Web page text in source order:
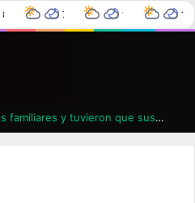
8°C 3°C 0% 7°C 0°C 0% 11°C 4°C 0%
La Pampa: Se pelearon los familiares y tuvieron que suspender un velatorio